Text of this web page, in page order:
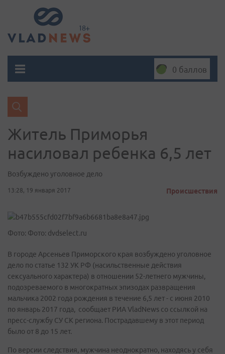
0 баллов
Житель Приморья
насиловал ребенка 6,5 лет
Возбуждено уголовное дело
13:28, 19 января 2017 Происшествия
Фото: Фото: dvdselect.ru
В городе Арсеньев Приморского края возбуждено уголовное
дело по статье 132 УК РФ (насильственные действия
сексуального характера) в отношении 52-летнего мужчины,
подозреваемого в многократных эпизодах развращения
мальчика 2002 года рождения в течение 6,5 лет - с июня 2010
по январь 2017 года, сообщает РИА VladNews со ссылкой на
пресс-службу СУ СК региона. Пострадавшему в этот период
было от 8 до 15 лет.
По версии следствия, мужчина неоднократно, находясь у себя